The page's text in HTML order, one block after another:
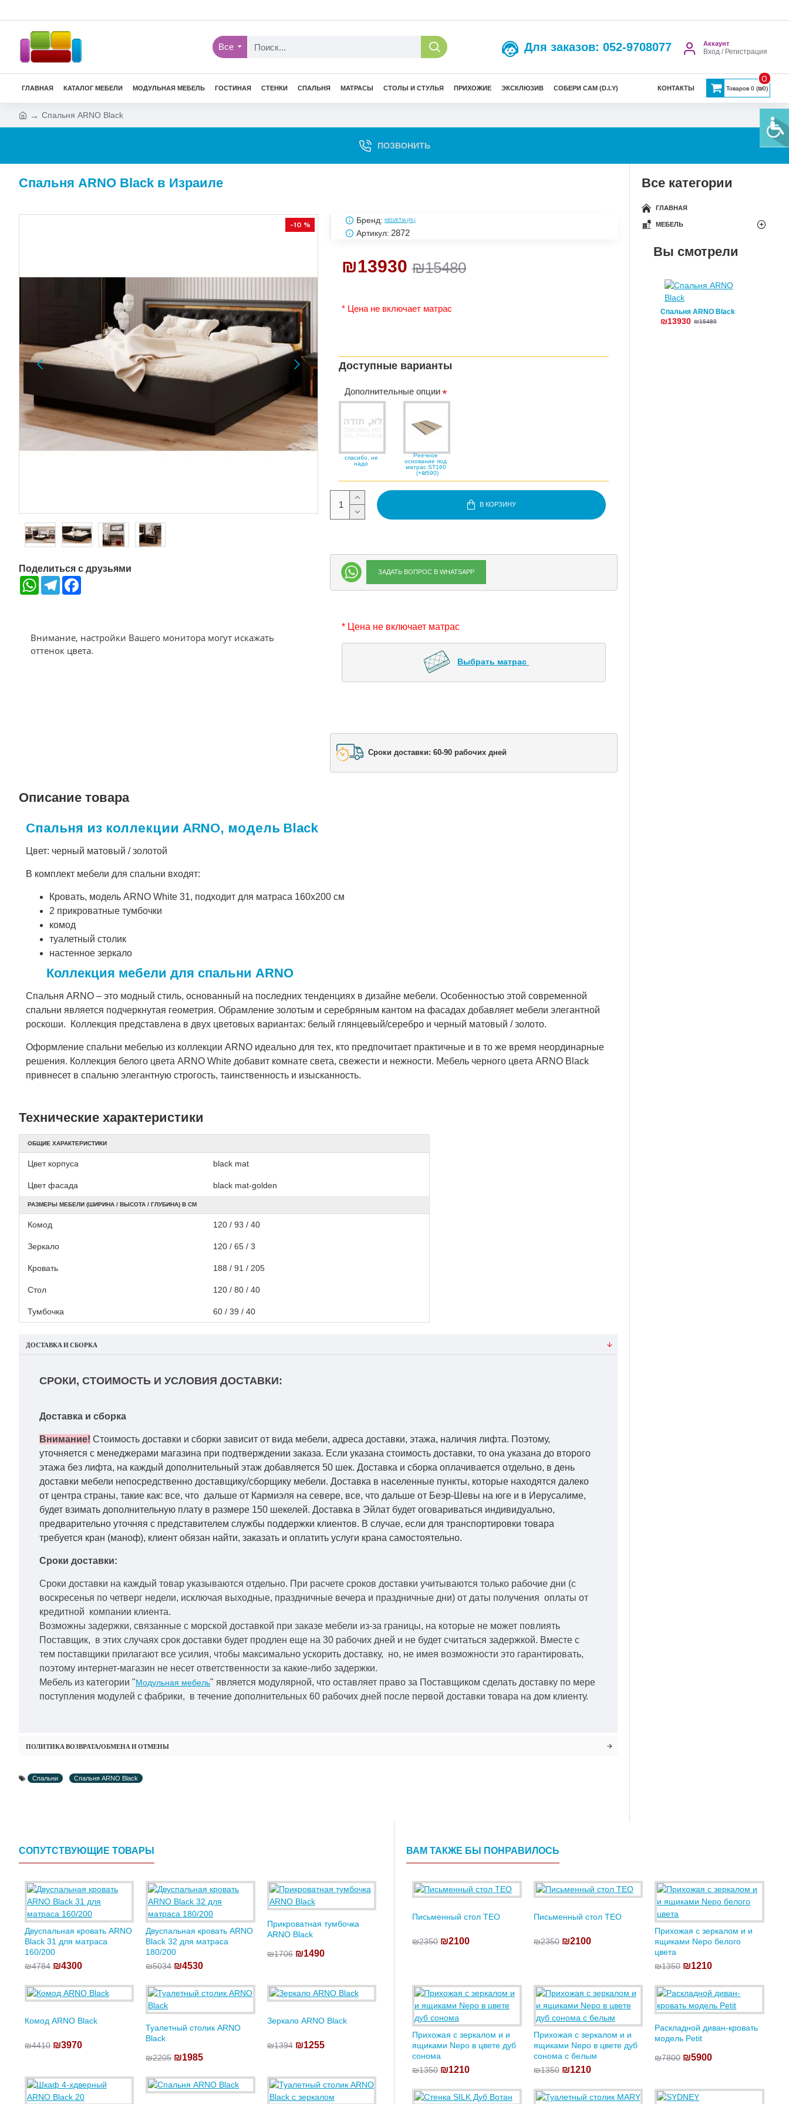
Все Для заказов: 052-9708077 Аккаунт
Вход / Регистрация
ГЛАВНАЯ КАТАЛОГ МЕБЕЛИ МОДУЛЬНАЯ МЕБЕЛЬ ГОСТИНАЯ СТЕНКИ СПАЛЬНЯ МАТРАСЫ СТОЛЫ И СТУЛЬЯ ПРИХОЖИЕ ЭКСКЛЮЗИВ СОБЕРИ САМ (D.I.Y) КОНТАКТЫ Товаров 0 (₪0)
0
Спальня ARNO Black
ПОЗВОНИТЬ
Спальня ARNO Black в Израиле
-10 %
Поделиться с друзьями
WhatsAppTelegram
Внимание, настройки Вашего монитора могут искажать
оттенок цвета.
* Цена не включает матрас
₪15480
₪13930
Бренд: HELVETIA (PL)
Артикул: 2872
Доступные варианты
Дополнительные опции
спасибо, не
надо
Реечное
основание под
матрас ST160
(+₪590)
В КОРЗИНУ
ЗАДАТЬ ВОПРОС В WHATSAPP
* Цена не включает матрас
Выбрать матрас
Сроки доставки: 60-90 рабочих дней
Описание товара
Спальня из коллекции ARNO, модель Black
Цвет: черный матовый / золотой
В комплект мебели для спальни входят:
Кровать, модель ARNO White 31, подходит для матраса 160х200 см
2 прикроватные тумбочки
комод
туалетный столик
настенное зеркало
Коллекция мебели для спальни ARNO
Спальня ARNO – это модный стиль, основанный на последних тенденциях в дизайне мебели. Особенностью этой современной
спальни является подчеркнутая геометрия. Обрамление золотым и серебряным кантом на фасадах добавляет мебели элегантной
роскоши. Коллекция представлена в двух цветовых вариантах: белый глянцевый/серебро и черный матовый / золото.
Оформление спальни мебелью из коллекции ARNO идеально для тех, кто предпочитает практичные и в то же время неординарные
решения. Коллекция белого цвета ARNO White добавит комнате света, свежести и нежности. Мебель черного цвета ARNO Black
привнесет в спальню элегантную строгость, таинственность и изысканность.
Технические характеристики
ОБЩИЕ ХАРАКТЕРИСТИКИ
Цвет корпуса black mat
Цвет фасада black mat-golden
РАЗМЕРЫ МЕБЕЛИ (ШИРИНА / ВЫСОТА / ГЛУБИНА) В СМ
Комод 120 / 93 / 40
Зеркало 120 / 65 / 3
Кровать 188 / 91 / 205
Стол 120 / 80 / 40
Тумбочка 60 / 39 / 40
ДОСТАВКА И СБОРКА
СРОКИ, СТОИМОСТЬ И УСЛОВИЯ ДОСТАВКИ:
Доставка и сборка
Внимание! Стоимость доставки и сборки зависит от вида мебели, адреса доставки, этажа, наличия лифта. Поэтому,
уточняется с менеджерами магазина при подтверждении заказа. Если указана стоимость доставки, то она указана до второго
этажа без лифта, на каждый дополнительный этаж добавляется 50 шек. Доставка и сборка оплачивается отдельно, в день
доставки мебели непосредственно доставщику/сборщику мебели. Доставка в населенные пункты, которые находятся далеко
от центра страны, такие как: все, что дальше от Кармиэля на севере, все, что дальше от Беэр-Шевы на юге и в Иерусалиме,
будет взимать дополнительную плату в размере 150 шекелей. Доставка в Эйлат будет оговариваться индивидуально,
предварительно уточняя с представителем службы поддержки клиентов. В случае, если для транспортировки товара
требуется кран (маноф), клиент обязан найти, заказать и оплатить услуги крана самостоятельно.
Сроки доставки:
Сроки доставки на каждый товар указываются отдельно. При расчете сроков доставки учитываются только рабочие дни (с
воскресенья по четверг недели, исключая выходные, праздничные вечера и праздничные дни) от даты получения оплаты от
кредитной компании клиента.
Возможны задержки, связанные с морской доставкой при заказе мебели из-за границы, на которые не может повлиять
Поставщик, в этих случаях срок доставки будет продлен еще на 30 рабочих дней и не будет считаться задержкой. Вместе с
тем поставщики прилагают все усилия, чтобы максимально ускорить доставку, но, не имея возможности это гарантировать,
поэтому интернет-магазин не несет ответственности за какие-либо задержки.
Мебель из категории "Модульная мебель" является модулярной, что оставляет право за Поставщиком сделать доставку по мере
поступления модулей с фабрики, в течение дополнительных 60 рабочих дней после первой доставки товара на дом клиенту.
ПОЛИТИКА ВОЗВРАТА/ОБМЕНА И ОТМЕНЫ
Спальни Спальня ARNO Black
Все категории
ГЛАВНАЯ
МЕБЕЛЬ
Вы смотрели
Спальня ARNO Black
₪13930 ₪15480
СОПУТСТВУЮЩИЕ ТОВАРЫ
Двуспальная кровать ARNO
Black 31 для матраса
160/200
₪4784 ₪4300
Двуспальная кровать ARNO
Black 32 для матраса
180/200
₪5034 ₪4530
Прикроватная тумбочка
ARNO Black
₪1706 ₪1490
Комод ARNO Black
₪4410 ₪3970
Туалетный столик ARNO
Black
₪2205 ₪1985
Зеркало ARNO Black
₪1394 ₪1255
ВАМ ТАКЖЕ БЫ ПОНРАВИЛОСЬ
Письменный стол TEO
₪2350 ₪2100
Письменный стол TEO
₪2350 ₪2100
Прихожая с зеркалом и и
ящиками Nepo белого
цвета
₪1350 ₪1210
Прихожая с зеркалом и и
ящиками Nepo в цвете дуб
сонома
₪1350 ₪1210
Прихожая с зеркалом и и
ящиками Nepo в цвете дуб
сонома с белым
₪1350 ₪1210
Раскладной диван-кровать
модель Petit
₪7800 ₪5900